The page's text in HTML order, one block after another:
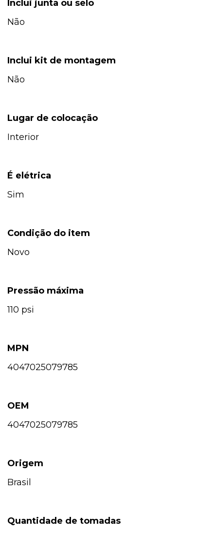
Inclui junta ou selo
Não
Inclui kit de montagem
Não
Lugar de colocação
Interior
É elétrica
Sim
Condição do item
Novo
Pressão máxima
110 psi
MPN
4047025079785
OEM
4047025079785
Origem
Brasil
Quantidade de tomadas